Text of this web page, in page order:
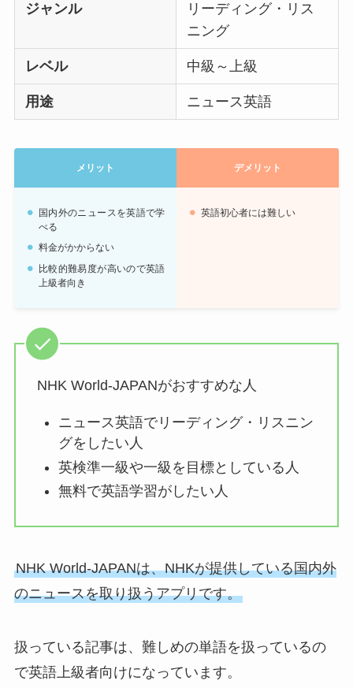
ジャンル
リーディング・リス
ニング
レベル 中級～上級
用途 ニュース英語
メリット デメリット
国内外のニュースを英語で学
べる
料金がかからない
比較的難易度が高いので英語
上級者向き
英語初心者には難しい
NHK World-JAPANがおすすめな人
ニュース英語でリーディング・リスニン
グをしたい人
英検準一級や一級を目標としている人
無料で英語学習がしたい人
NHK World-JAPANは、NHKが提供している国内外
のニュースを取り扱うアプリです。
扱っている記事は、難しめの単語を扱っているの
で英語上級者向けになっています。